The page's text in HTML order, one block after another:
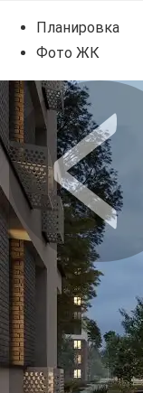
Планировка
Фото ЖК
Предыдущее